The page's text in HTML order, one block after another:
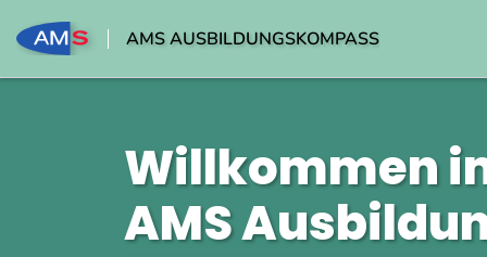
AMS AUSBILDUNGSKOMPASS
Willkommen
AMS